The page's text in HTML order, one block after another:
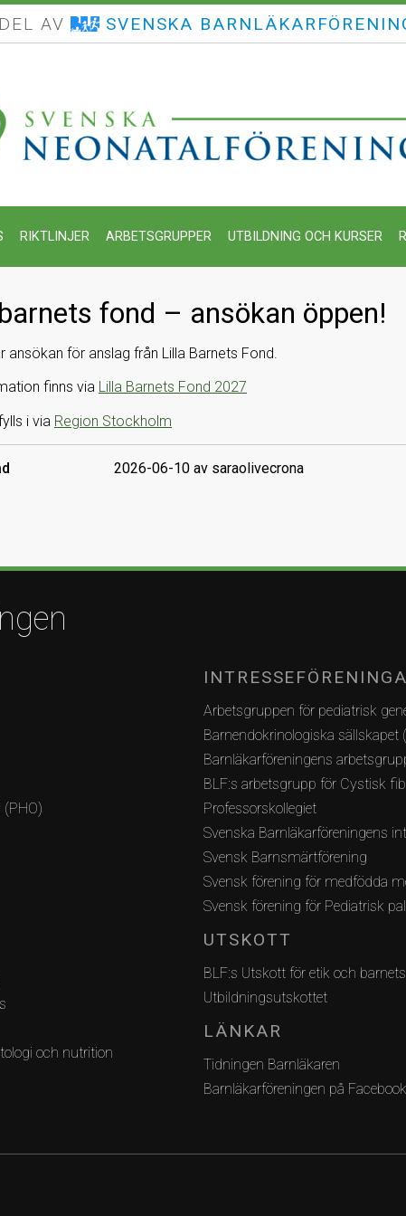
AV SVENSKA
RIKTLINJER ARBETSGRUPPER UTBILDNING OCH KURSER
fond – ansökan öppen!
ansökan för anslag från Lilla Barnets Fond.
finns via Lilla Barnets Fond 2027
i via Region Stockholm
2026-06-10 av saraolivecrona
och nutrition
Arbetsgruppen för pediatrisk
Barnendokrinologiska sällskapet
Barnläkarföreningens
BLF:s arbetsgrupp för Cystisk
Professorskollegiet
Svenska Barnläkarföreningens
Svensk Barnsmärtförening
Svensk förening för medfödda
Svensk förening för Pediatrisk
UTSKOTT
BLF:s Utskott för etik och
Utbildningsutskottet
LÄNKAR
Tidningen Barnläkaren
Barnläkarföreningen på Facebook